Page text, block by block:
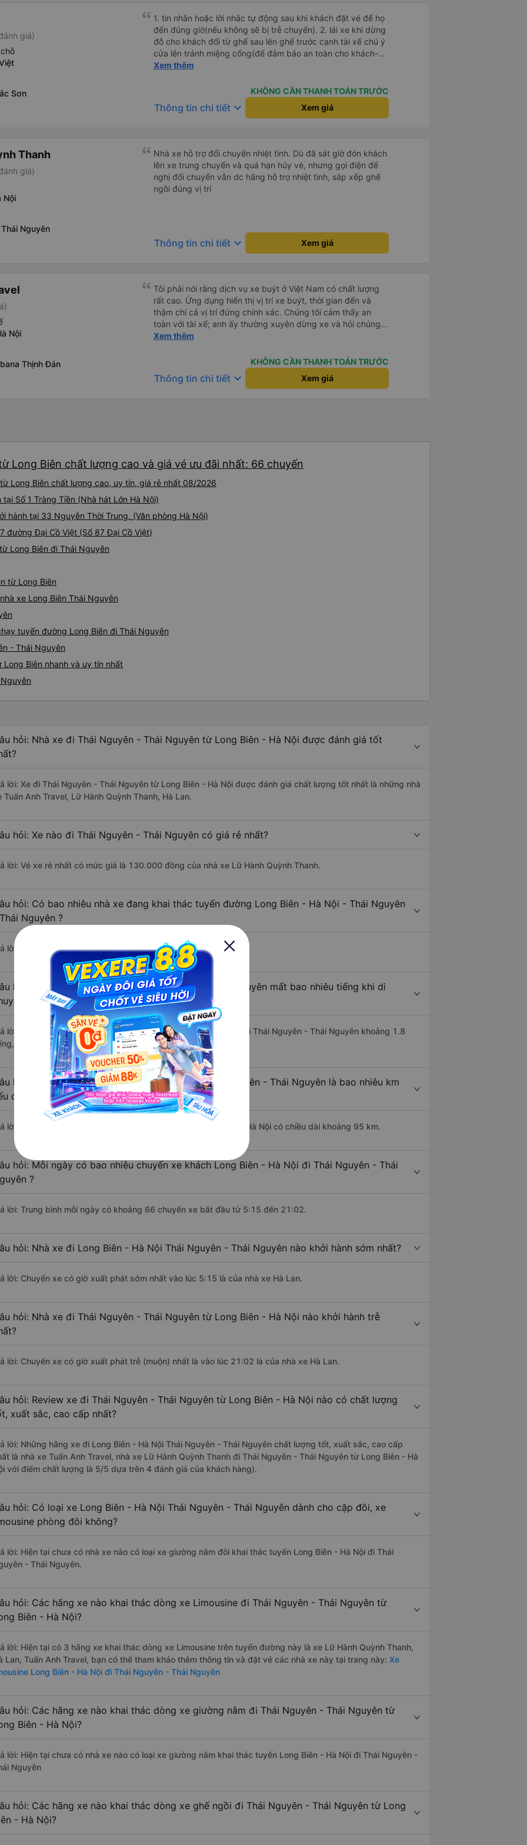
giá)
Sơn
1. tin nhắn hoặc lời nhắc tự động sau khi khách đặt vé để họ
đến đúng giờ(nếu không sẽ bị trễ chuyến). 2. lái xe khi dừng
đỗ cho khách đổi từ ghế sau lên ghế trước cạnh tài xế chú ý
cửa lên tránh miệng cống(để đảm bảo an toàn cho khách-
tại HN: miệng cống bằng sắt chữ nhật dạng ô lưới, cửa
Bác tài đã cố gắng để về đến Tng kịp 20h, để khách nối
chuyến Xe 11 chỗ nên thoáng đãng.
Xem thêm
KHÔNG CẦN THANH TOÁN TRƯỚC
Thông tin chi tiết keyboard_arrow_down Xem giá
Thanh
giá)
Nội
Nguyên
Nhà xe hỗ trợ đổi chuyến nhiệt tình. Dù đã sát giờ đón khách
lên xe trung chuyển và quá hạn hủy vé, nhưng gọi điện để
nghị đổi chuyến vẫn dc hãng hỗ trợ nhiệt tình, sắp xếp ghế
ngồi đúng vị trí
Thông tin chi tiết keyboard_arrow_down Xem giá
Nội
Thịnh Đán
Tôi phải nói rằng dịch vụ xe buýt ở Việt Nam có chất lượng
rất cao. Ứng dụng hiển thị vị trí xe buýt, thời gian đến và
thậm chí cả vị trí đứng chính xác. Chúng tôi cảm thấy an
toàn với tài xế; anh ấy thường xuyên dừng xe và hỏi chúng
tôi có cần gì không. Chúng tôi rất hài lòng. Chúng tôi đánh
Xem thêm
KHÔNG CẦN THANH TOÁN TRƯỚC
Thông tin chi tiết keyboard_arrow_down Xem giá
Long Biên chất lượng cao và giá vé ưu đãi nhất: 66 chuyến
Long Biên chất lượng cao, uy tín, giá rẻ nhất 08/2026
tại Số 1 Tràng Tiền (Nhà hát Lớn Hà Nội)
hành tại 33 Nguyễn Thời Trung. (Văn phòng Hà Nội)
đường Đại Cồ Việt (Số 87 Đại Cồ Việt)
Long Biên đi Thái Nguyên
từ Long Biên
xe Long Biên Thái Nguyên
tuyến đường Long Biên đi Thái Nguyên
- Thái Nguyên
Biên nhanh và uy tín nhất
hỏi: Nhà xe đi Thái Nguyên - Thái Nguyên từ Long Biên - Hà Nội được đánh giá tốt
lời: Xe đi Thái Nguyên - Thái Nguyên từ Long Biên - Hà Nội được đánh giá chất lượng tốt nhất là những nhà
Tuấn Anh Travel, Lữ Hành Quỳnh Thanh, Hà Lan.
hỏi: Xe nào đi Thái Nguyên - Thái Nguyên có giá rẻ nhất?
lời: Vé xe rẻ nhất có mức giá là 130.000 đồng của nhà xe Lữ Hành Quỳnh Thanh.
hỏi: Có bao nhiêu nhà xe đang khai thác tuyến đường Long Biên - Hà Nội - Thái Nguyên
Nguyên ?
lời: Hiện tại có 3 nhà xe khai thác tuyến đường.
hỏi: Từ Long Biên - Hà Nội đi Thái Nguyên - Thái Nguyên mất bao nhiêu tiếng khi di
bằng xe khách?
lời: Thời gian di chuyển bằng xe khách từ Long Biên - Hà Nội đi Thái Nguyên - Thái Nguyên khoảng 1.8
nếu mật độ giao thông thuận lợi.
hỏi: Khoảng cách từ Long Biên - Hà Nội đi Thái Nguyên - Thái Nguyên là bao nhiêu km
di chuyển bằng xe khách?
lời: Đoạn đường đi Thái Nguyên - Thái Nguyên từ Long Biên - Hà Nội có chiều dài khoảng 95 km.
hỏi: Mỗi ngày có bao nhiêu chuyến xe khách Long Biên - Hà Nội đi Thái Nguyên - Thái
?
lời: Trung bình mỗi ngày có khoảng 66 chuyến xe bắt đầu từ 5:15 đến 21:02.
hỏi: Nhà xe đi Long Biên - Hà Nội Thái Nguyên - Thái Nguyên nào khởi hành sớm nhất?
lời: Chuyến xe có giờ xuất phát sớm nhất vào lúc 5:15 là của nhà xe Hà Lan.
hỏi: Nhà xe đi Thái Nguyên - Thái Nguyên từ Long Biên - Hà Nội nào khởi hành trễ
lời: Chuyến xe có giờ xuất phát trễ (muộn) nhất là vào lúc 21:02 là của nhà xe Hà Lan.
hỏi: Review xe đi Thái Nguyên - Thái Nguyên từ Long Biên - Hà Nội nào có chất lượng
xuất sắc, cao cấp nhất?
lời: Những hãng xe đi Long Biên - Hà Nội Thái Nguyên - Thái Nguyên chất lượng tốt, xuất sắc, cao cấp
là nhà xe Tuấn Anh Travel, nhà xe Lữ Hành Quỳnh Thanh đi Thái Nguyên - Thái Nguyên từ Long Biên - Hà
với điểm chất lượng là 5/5 dựa trên 4 đánh giá của khách hàng).
hỏi: Có loại xe Long Biên - Hà Nội Thái Nguyên - Thái Nguyên dành cho cặp đôi, xe
phòng đôi không?
lời: Hiện tại chưa có nhà xe nào có loại xe giường nằm đôi khai thác tuyến Long Biên - Hà Nội đi Thái
- Thái Nguyên.
hỏi: Các hãng xe nào khai thác dòng xe Limousine đi Thái Nguyên - Thái Nguyên từ
Biên - Hà Nội?
lời: Hiện tại có 3 hãng xe khai thác dòng xe Limousine trên tuyến đường này là xe Lữ Hành Quỳnh Thanh,
Lan, Tuấn Anh Travel, bạn có thể tham khảo thêm thông tin và đặt vé các nhà xe này tại trang này: Xe
Long Biên - Hà Nội đi Thái Nguyên - Thái Nguyên
hỏi: Các hãng xe nào khai thác dòng xe giường nằm đi Thái Nguyên - Thái Nguyên từ
Biên - Hà Nội?
lời: Hiện tại chưa có nhà xe nào có loại xe giường nằm khai thác tuyến Long Biên - Hà Nội đi Thái Nguyên -
Nguyên
hỏi: Các hãng xe nào khai thác dòng xe ghế ngồi đi Thái Nguyên - Thái Nguyên từ Long
- Hà Nội?